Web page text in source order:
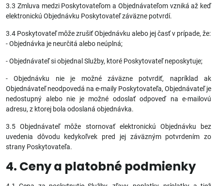
3.3 Zmluva medzi Poskytovateľom a Objednávateľom vzniká až keď
elektronickú Objednávku Poskytovateľ záväzne potvrdí.
3.4 Poskytovateľ môže zrušiť Objednávku alebo jej časť v prípade, že:
- Objednávka je neurčitá alebo neúplná;
- Objednávateľ si objednal Služby, ktoré Poskytovateľ neposkytuje;
- Objednávku nie je možné záväzne potvrdiť, napríklad ak
Objednávateľ neodpovedá na e-maily Poskytovateľa, Objednávateľ je
nedostupný alebo nie je možné odoslať odpoveď na e-mailovú
adresu, z ktorej bola odoslaná objednávka.
3.5 Objednávateľ môže stornovať elektronickú Objednávku bez
uvedenia dôvodu kedykoľvek pred jej záväzným potvrdením zo
strany Poskytovateľa.
4. Ceny a platobné podmienky